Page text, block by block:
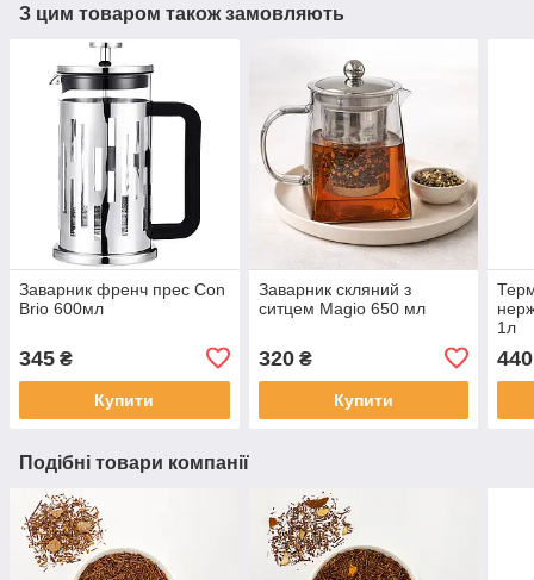
З цим товаром також замовляють
Заварник френч прес Con
Brio 600мл
345 ₴
Купити
Заварник скляний з
ситцем Magio 650 мл
320₴
Купити
1л
440
Подібні товари компанії